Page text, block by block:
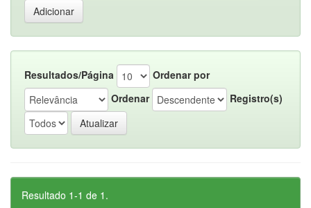
Resultados/Página
Ordenar por
Ordenar
Registro(s)
Resultado 1-1 de 1.